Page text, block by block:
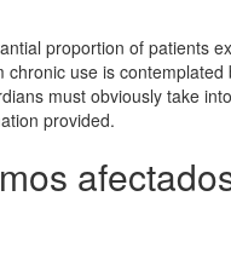
proportion of patients
use is
must obviously take
provided.